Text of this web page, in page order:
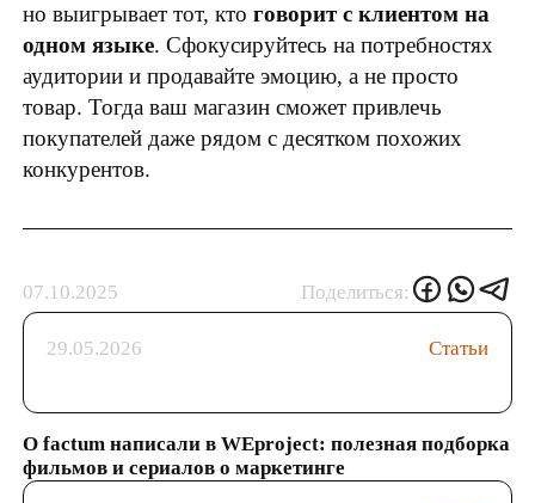
но выигрывает тот, ктоговорит с клиентом на
одном языке. Сфокусируйтесь на потребностях
аудитории и продавайте эмоцию, а не просто
товар. Тогда ваш магазин сможет привлечь
покупателей даже рядом с десятком похожих
конкурентов.
07.10.2025 Поделиться:
29.05.2026 Статьи
О factum написали в WEproject: полезная подборка
фильмов и сериалов о маркетинге